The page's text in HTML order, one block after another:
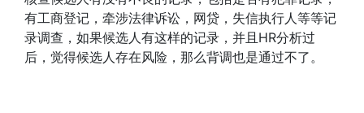
有工商登记，牵涉法律诉讼，网贷，失信执行人等等记
录调查，如果候选人有这样的记录，并且HR分析过
后，觉得候选人存在风险，那么背调也是通过不了。